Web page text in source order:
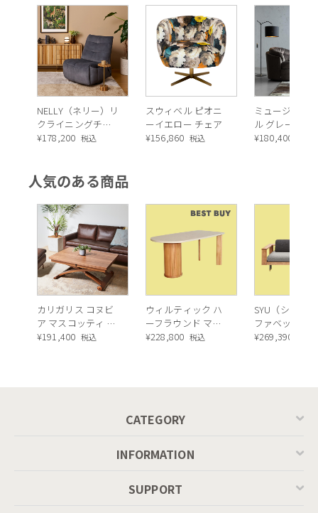
NELLY（ネリー）リ
クライニングチェ
ア
¥178,200 税込
スウィベル ピオニ
ーイエロー チェア
¥156,860 税込
ミュージック
ル グレー アー
ェア *
¥180,400
人気のある商品
カリガリス コヌビ
ア マスコッティ 伸
長・昇降式テーブ
¥191,400 税込
ウィルティック ハ
ーフラウンド マテ
ィエラ塗装 ダイニ
¥228,800 税込
SYU（シュウ
ファベッド（
ュラル）
¥269,390
CATEGORY
INFORMATION
SUPPORT